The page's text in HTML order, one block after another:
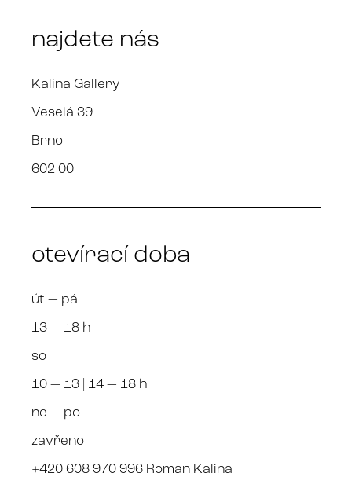
najdete nás
Kalina Gallery
Veselá 39
Brno
602 00
otevírací doba
út — pá
13 — 18 h
so
10 — 13 | 14 — 18 h
ne — po
zavřeno
+420 608 970 996 Roman Kalina